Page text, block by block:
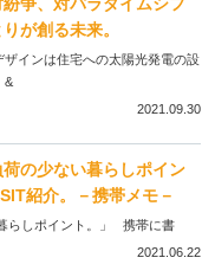
が創る未来。
ザインは住宅への太陽光発電の設
&
2021.09.30
荷の少ない暮らしポイン
紹介。－携帯メモ－
らしポイント。」 携帯に書
2021.06.22